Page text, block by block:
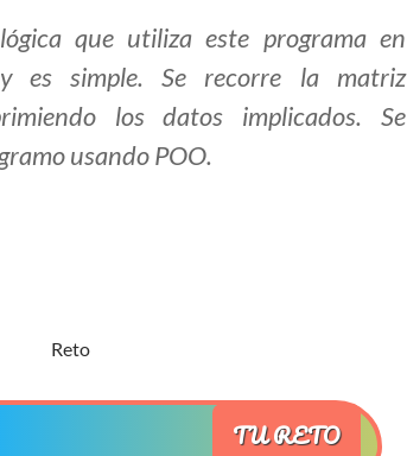
que utiliza este programa en
es simple. Se recorre la matriz
los datos implicados. Se
usando POO.
TU RETO